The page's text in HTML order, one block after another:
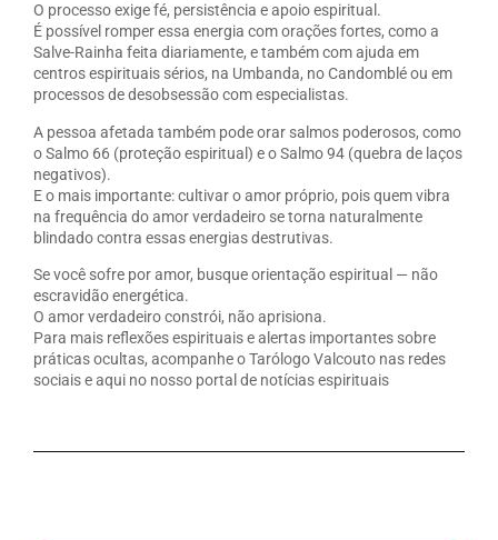
O processo exige fé, persistência e apoio espiritual.
É possível romper essa energia com orações fortes, como a
Salve-Rainha feita diariamente, e também com ajuda em
centros espirituais sérios, na Umbanda, no Candomblé ou em
processos de desobsessão com especialistas.
A pessoa afetada também pode orar salmos poderosos, como
o Salmo 66 (proteção espiritual) e o Salmo 94 (quebra de laços
negativos).
E o mais importante: cultivar o amor próprio, pois quem vibra
na frequência do amor verdadeiro se torna naturalmente
blindado contra essas energias destrutivas.
Se você sofre por amor, busque orientação espiritual — não
escravidão energética.
O amor verdadeiro constrói, não aprisiona.
Para mais reflexões espirituais e alertas importantes sobre
práticas ocultas, acompanhe o Tarólogo Valcouto nas redes
sociais e aqui no nosso portal de notícias espirituais